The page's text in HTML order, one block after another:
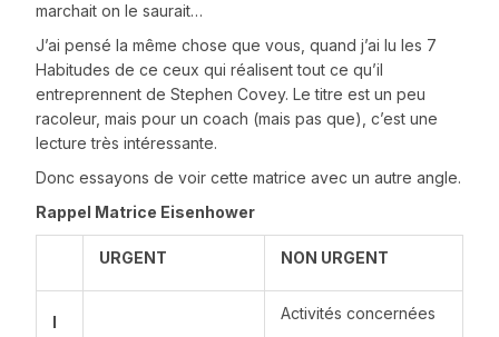
marchait on le saurait…
J’ai pensé la même chose que vous, quand j’ai lu les 7
Habitudes de ce ceux qui réalisent tout ce qu’il
entreprennent de Stephen Covey. Le titre est un peu
racoleur, mais pour un coach (mais pas que), c’est une
lecture très intéressante.
Donc essayons de voir cette matrice avec un autre angle.
Rappel Matrice Eisenhower
URGENT NON URGENT
Activités concernées